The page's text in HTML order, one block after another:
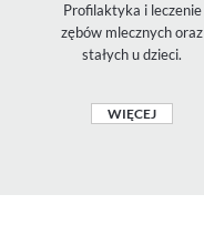
Profilaktyka i leczenie
zębów mlecznych oraz
stałych u dzieci.
WIĘCEJ